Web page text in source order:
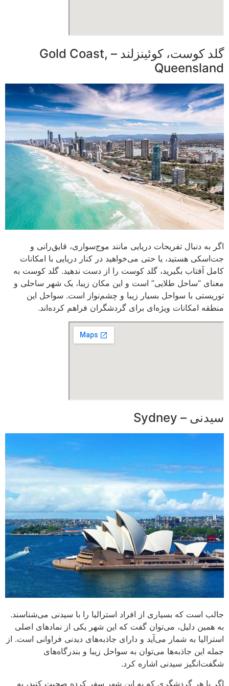
گلد کوست، کوئینزلند – Gold Coast,
Queensland
اگر به دنبال تفریحات دریایی مانند موج‌سواری، قایق‌رانی و
جت‌اسکی هستید، یا حتی می‌خواهید در کنار دریایی با امکانات
کامل آفتاب بگیرید، گلد کوست را از دست ندهید. گلد کوست به
معنای “ساحل طلایی” است و این مکان زیبا، یک شهر ساحلی و
توریستی با سواحل بسیار زیبا و چشم‌نواز است. سواحل این
منطقه امکانات ویژه‌ای برای گردشگران فراهم کرده‌اند.
سیدنی – Sydney
جالب است که بسیاری از افراد استرالیا را با سیدنی می‌شناسند.
به همین دلیل، می‌توان گفت که این شهر یکی از نمادهای اصلی
استرالیا به شمار می‌آید و دارای جاذبه‌های دیدنی فراوانی است. از
جمله این جاذبه‌ها می‌توان به سواحل زیبا و بندرگاه‌های
شگفت‌انگیز سیدنی اشاره کرد.
اگر با هر گردشگری که به این شهر سفر کرده صحبت کنید، به